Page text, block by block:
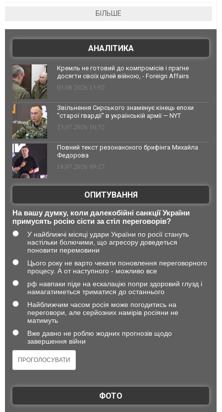
БІЛЬШЕ
АНАЛІТИКА
Кремль не готовий до компромісів і прагне
досягти своїх цілей війною, - Foreign Affairs
03.08.2026 13:02
Звільнення Сирського знаменує кінець епохи
"старої гвардії" в українській армії — NYT
23.07.2026 10:32
Повний текст резонансного брифінга Михайла
Федорова
18.07.2026 09:27
ОПИТУВАННЯ
На вашу думку, коли далекобійні санкції України
примусять росію сісти за стіл переговорів?
У найближчі місяці удари України по росії стануть
настільки болючими, що агресору доведеться
поновити перемовини
Цього року не варто чекати поновлення переговорного
процесу. А от наступного - можливо все
рф навпаки піде на ескалацію попри здоровий глузд і
намагатиметься триматися до останнього
Найближчим часом росія може погодитись на
переговори, але серйозних намірів росіяни не
матимуть
Вже давно не роблю жодних прогнозів щодо
завершення війни
ФОТО